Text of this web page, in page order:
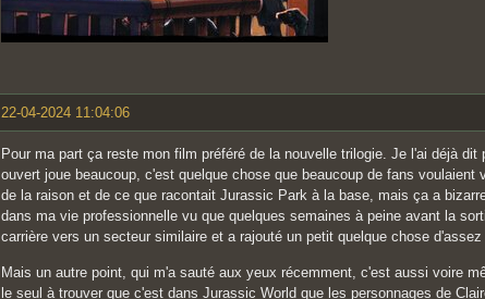
22-04-2024 11:04:06
Pour ma part ça reste mon film préféré de la nouvelle trilogie. Je l'ai déjà
ouvert joue beaucoup, c'est quelque chose que beaucoup de fans
de la raison et de ce que racontait Jurassic Park à la base, mais ça a
dans ma vie professionnelle vu que quelques semaines à peine avant la
carrière vers un secteur similaire et a rajouté un petit quelque chose
Mais un autre point, qui m'a sauté aux yeux récemment, c'est aussi voire
le seul à trouver que c'est dans Jurassic World que les personnages de